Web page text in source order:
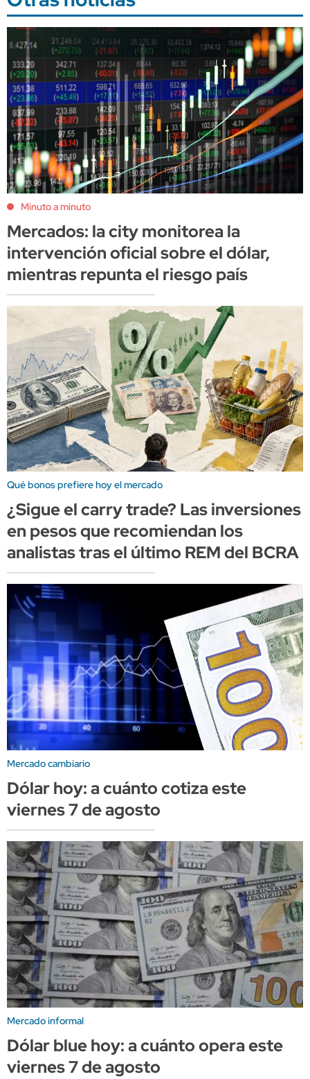
Minuto a minuto
Mercados: la city monitorea la
intervención oficial sobre el dólar,
mientras repunta el riesgo país
Qué bonos prefiere hoy el mercado
¿Sigue el carry trade? Las inversiones
en pesos que recomiendan los
analistas tras el último REM del BCRA
Mercado cambiario
Dólar hoy: a cuánto cotiza este
viernes 7 de agosto
Mercado informal
Dólar blue hoy: a cuánto opera este
viernes 7 de agosto